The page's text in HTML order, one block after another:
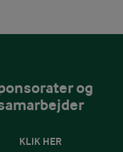
og
KLIK HER